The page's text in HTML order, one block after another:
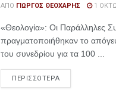
ΑΠΌ ΓΙΏΡΓΟΣ ΘΕΟΧΆΡΗΣ 1
«Θεολογία»: Οι Παράλληλες
πραγματοποιήθηκαν το
του συνεδρίου για τα 100 ...
ΠΕΡΙΣΣΟΤΕΡΑ